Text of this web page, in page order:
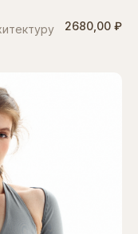
2680,00 ₽